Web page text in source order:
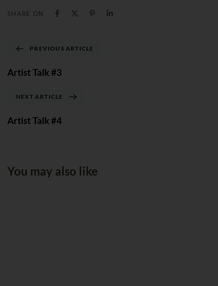
SHARE ON
PREVIOUS ARTICLE
Artist Talk #3
NEXT ARTICLE
Artist Talk #4
You may also like